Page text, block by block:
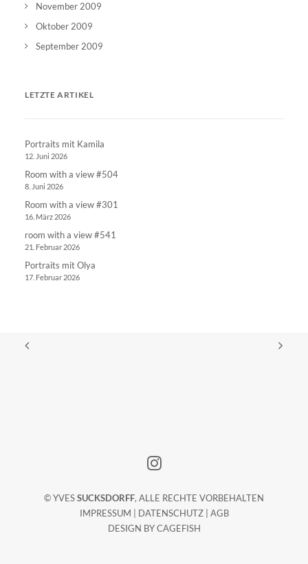
November 2009
Oktober 2009
September 2009
LETZTE ARTIKEL
Portraits mit Kamila
12. Juni 2026
Room with a view #504
8. Juni 2026
Room with a view #301
16. März 2026
room with a view #541
21. Februar 2026
Portraits mit Olya
17. Februar 2026
© YVESSUCKSDORFF, ALLE RECHTE VORBEHALTEN
IMPRESSUM
DATENSCHUTZ| AGB
DESIGN BYCAGEFISH